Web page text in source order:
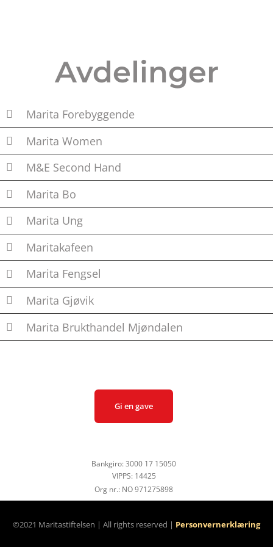
Avdelinger
Marita Forebyggende
Marita Women
M&E Second Hand
Marita Bo
Marita Ung
Maritakafeen
Marita Fengsel
Marita Gjøvik
Marita Brukthandel Mjøndalen
Gi en gave
Bankgiro: 3000 17 15050
VIPPS: 14425
Org nr.: NO 971275898
©2021 Maritastiftelsen | All rights reserved | Personvernerklæring